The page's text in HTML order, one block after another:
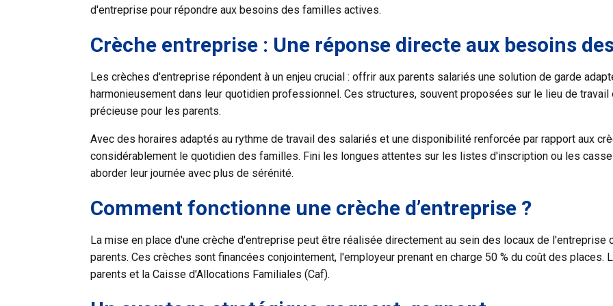
d'entreprise pour répondre aux besoins des familles actives.
Crèche entreprise : Une réponse directe aux besoins
Les crèches d'entreprise répondent à un enjeu crucial : offrir aux parents salariés une solution de garde
harmonieusement dans leur quotidien professionnel. Ces structures, souvent proposées sur le lieu de
précieuse pour les parents.
Avec des horaires adaptés au rythme de travail des salariés et une disponibilité renforcée par rapport aux
considérablement le quotidien des familles. Fini les longues attentes sur les listes d'inscription ou les
aborder leur journée avec plus de sérénité.
Comment fonctionne une crèche d’entreprise ?
La mise en place d'une crèche d'entreprise peut être réalisée directement au sein des locaux de l'entreprise
parents. Ces crèches sont financées conjointement, l'employeur prenant en charge 50 % du coût des
parents et la Caisse d'Allocations Familiales (Caf).